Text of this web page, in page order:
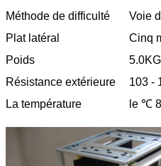
Méthode de difficulté
Voie
Plat latéral
Cinq
Poids
5.0KG
Résistance extérieure
103 -
La température
le ℃